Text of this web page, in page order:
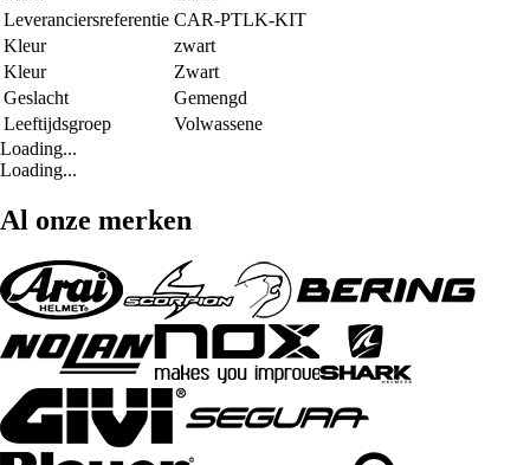
Leveranciersreferentie CAR-PTLK-KIT
Kleur
zwart
Kleur
Zwart
Geslacht
Gemengd
Leeftijdsgroep
Volwassene
Loading...
Loading...
Al onze merken